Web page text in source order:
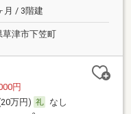
月 / 3階建
草津市下笠町
円
万円)
なし